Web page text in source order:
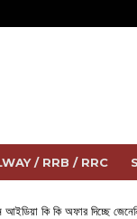
/ RRB / RRC
কি কি অফার দিচ্ছে